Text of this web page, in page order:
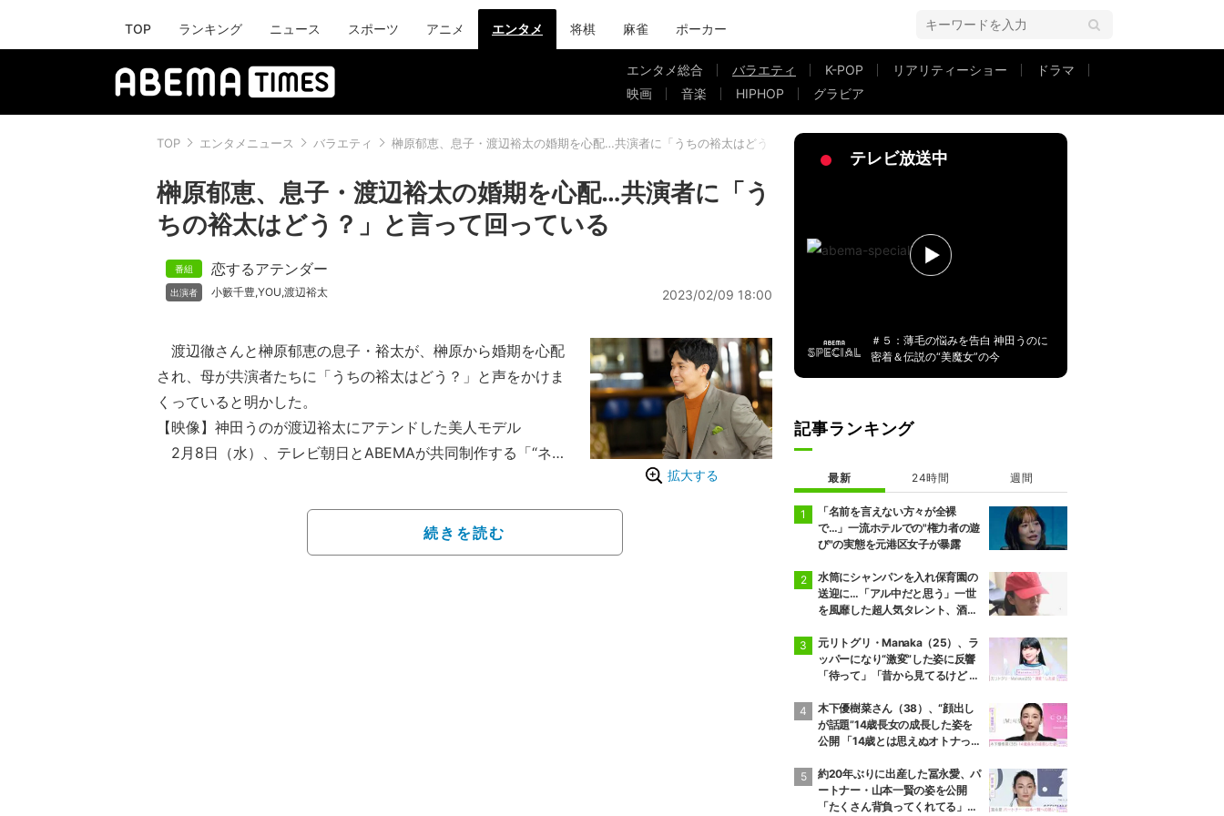
TOP ランキング ニュース スポーツ アニメ エンタメ 将棋 麻雀 ポーカー
エンタメ総合 バラエティ K-POP リアリティーショー
ドラマ
映画
音楽 HIPHOP グラビア
TOP エンタメニュース バラエティ 榊原郁恵、息子・渡辺裕太の婚期を心配…共演者に「うちの裕太はどう？」と言って回っている
榊原郁恵、息子・渡辺裕太の婚期を心配…共演者に「う
ちの裕太はどう？」と言って回っている
恋するアテンダー
小籔千豊,YOU,渡辺裕太 2023/02/09 18:00
拡大する
渡辺徹さんと榊原郁恵の息子・裕太が、榊原から婚期を心配
され、母が共演者たちに「うちの裕太はどう？」と声をかけま
くっていると明かした。
【映像】神田うのが渡辺裕太にアテンドした美人モデル
2月8日（水）、テレビ朝日とABEMAが共同制作する「“ネオ
見出す「アテンダー」が、恋人がほしそうな男女にピッタリの
恋人候補を紹介する芸能人マッチングバラエティ。立会人は小
続きを読む
テレビ放送中
＃５：薄毛の悩みを告白 神田うのに
密着＆伝説の“美魔女”の今
記事ランキング
最新 24時間 週間
「名前を言えない方々が全裸
で…」一流ホテルでの"権力者の遊
び"の実態を元港区女子が暴露
水筒にシャンパンを入れ保育園の
送迎に…「アル中だと思う」一世
を風靡した超人気タレント、酒漬
元リトグリ・Manaka（25）、ラ
ッパーになり“激変”した姿に反響
「待って」「昔から見てるけど 最
木下優樹菜さん（38）、“顔出し
が話題”14歳長女の成長した姿を
公開 「14歳とは思えぬオトナっぽ
ぎる」など反響
約20年ぶりに出産した冨永愛、パ
ートナー・山本一賢の姿を公開
「たくさん背負ってくれてる」感